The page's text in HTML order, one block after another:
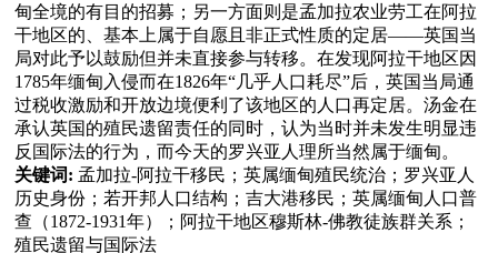
甸全境的有目的招募；另一方面则是孟加拉农业劳工在阿拉
干地区的、基本上属于自愿且非正式性质的定居——英国当
局对此予以鼓励但并未直接参与转移。在发现阿拉干地区因
1785年缅甸入侵而在1826年“几乎人口耗尽”后，英国当局通
过税收激励和开放边境便利了该地区的人口再定居。汤金在
承认英国的殖民遗留责任的同时，认为当时并未发生明显违
反国际法的行为，而今天的罗兴亚人理所当然属于缅甸。
关键词: 孟加拉-阿拉干移民；英属缅甸殖民统治；罗兴亚人
历史身份；若开邦人口结构；吉大港移民；英属缅甸人口普
查（1872-1931年）；阿拉干地区穆斯林-佛教徒族群关系；
殖民遗留与国际法